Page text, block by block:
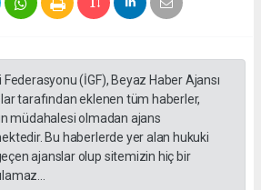
(İGF), Beyaz Haber Ajansı
tarafından eklenen tüm haberler,
müdahalesi olmadan ajans
Bu haberlerde yer alan hukuki
ajanslar olup sitemizin hiç bir